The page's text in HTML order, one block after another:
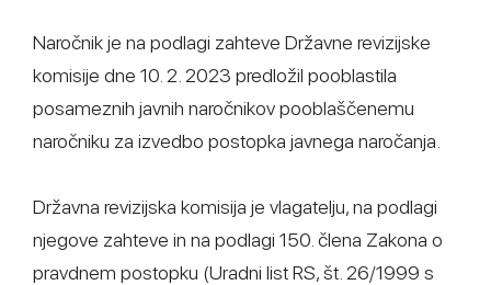
Naročnik je na podlagi zahteve Državne revizijske
komisije dne 10. 2. 2023 predložil pooblastila
posameznih javnih naročnikov pooblaščenemu
naročniku za izvedbo postopka javnega naročanja.
Državna revizijska komisija je vlagatelju, na podlagi
njegove zahteve in na podlagi 150. člena Zakona o
pravdnem postopku (Uradni list RS, št. 26/1999 s